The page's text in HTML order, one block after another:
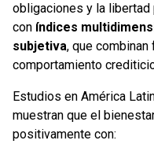
obligaciones y la libertad
con índices
subjetiva, que
comportamiento
Estudios en América
muestran que el
positivamente con: